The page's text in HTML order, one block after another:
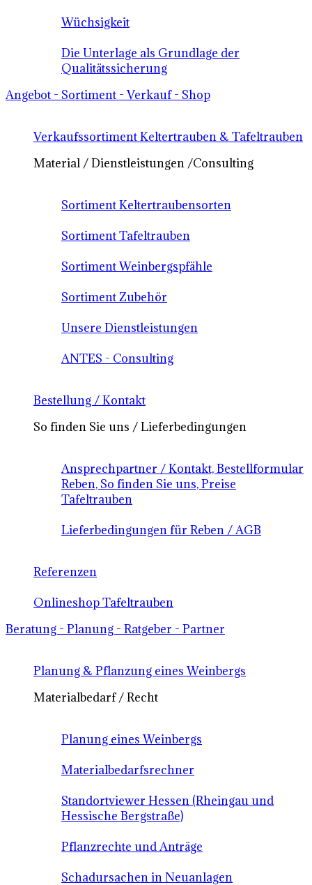
Wüchsigkeit
Die Unterlage als Grundlage der
Qualitätssicherung
Angebot - Sortiment - Verkauf - Shop
Verkaufssortiment Keltertrauben & Tafeltrauben
Material / Dienstleistungen /Consulting
Sortiment Keltertraubensorten
Sortiment Tafeltrauben
Sortiment Weinbergspfähle
Sortiment Zubehör
Unsere Dienstleistungen
ANTES - Consulting
Bestellung / Kontakt
So finden Sie uns / Lieferbedingungen
Ansprechpartner / Kontakt, Bestellformular
Reben, So finden Sie uns, Preise
Tafeltrauben
Lieferbedingungen für Reben / AGB
Referenzen
Onlineshop Tafeltrauben
Beratung - Planung - Ratgeber - Partner
Planung & Pflanzung eines Weinbergs
Materialbedarf / Recht
Planung eines Weinbergs
Materialbedarfsrechner
Standortviewer Hessen (Rheingau und
Hessische Bergstraße)
Pflanzrechte und Anträge
Schadursachen in Neuanlagen